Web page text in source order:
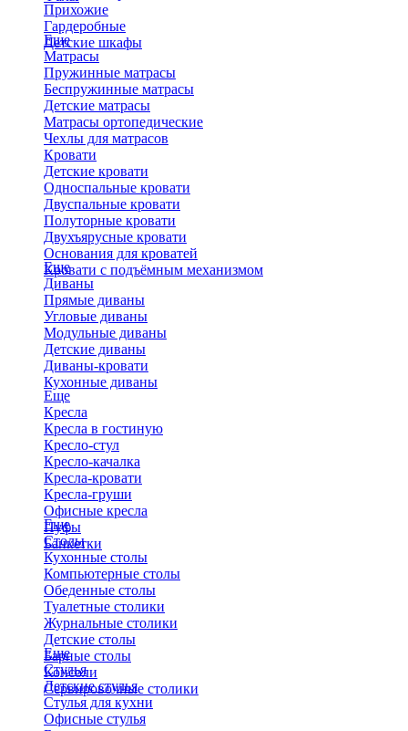
Прихожие
Гардеробные
Детские шкафы
Еще
Матрасы
Пружинные матрасы
Беспружинные матрасы
Детские матрасы
Матрасы ортопедические
Чехлы для матрасов
Кровати
Детские кровати
Односпальные кровати
Двуспальные кровати
Полуторные кровати
Двухъярусные кровати
Основания для кроватей
Кровати с подъёмным механизмом
Еще
Диваны
Прямые диваны
Угловые диваны
Модульные диваны
Детские диваны
Диваны-кровати
Кухонные диваны
Еще
Кресла
Кресла в гостиную
Кресло-стул
Кресло-качалка
Кресла-кровати
Кресла-груши
Офисные кресла
Пуфы
Банкетки
Еще
Столы
Кухонные столы
Компьютерные столы
Обеденные столы
Туалетные столики
Журнальные столики
​Детские столы
Барные столы
Консоли
Сервировочные столики
Еще
Стулья
Детские стулья
Стулья для кухни
Офисные стулья